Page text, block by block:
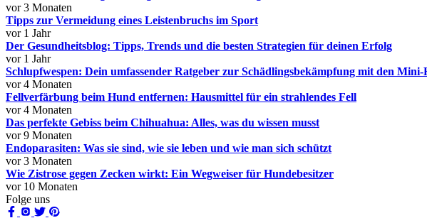
vor 3 Monaten
Tipps zur Vermeidung eines Leistenbruchs im Sport
vor 1 Jahr
Der Gesundheitsblog: Tipps, Trends und die besten Strategien für deinen Erfolg
vor 1 Jahr
Schlupfwespen: Dein umfassender Ratgeber zur Schädlingsbekämpfung mit den Mini-
vor 4 Monaten
Fellverfärbung beim Hund entfernen: Hausmittel für ein strahlendes Fell
vor 4 Monaten
Das perfekte Gebiss beim Chihuahua: Alles, was du wissen musst
vor 9 Monaten
Endoparasiten: Was sie sind, wie sie leben und wie man sich schützt
vor 3 Monaten
Wie Zistrose gegen Zecken wirkt: Ein Wegweiser für Hundebesitzer
vor 10 Monaten
Folge uns